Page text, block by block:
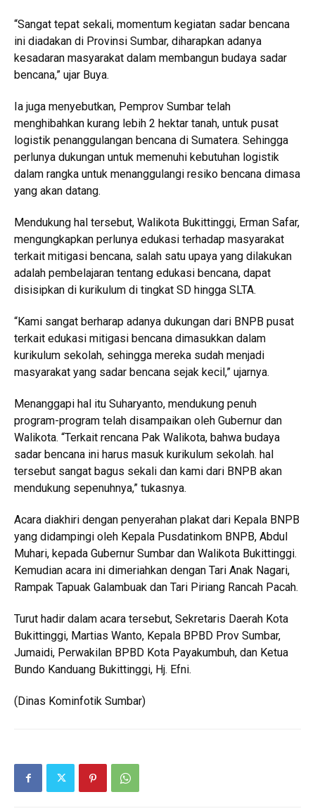
“Sangat tepat sekali, momentum kegiatan sadar bencana
ini diadakan di Provinsi Sumbar, diharapkan adanya
kesadaran masyarakat dalam membangun budaya sadar
bencana,” ujar Buya.
Ia juga menyebutkan, Pemprov Sumbar telah
menghibahkan kurang lebih 2 hektar tanah, untuk pusat
logistik penanggulangan bencana di Sumatera. Sehingga
perlunya dukungan untuk memenuhi kebutuhan logistik
dalam rangka untuk menanggulangi resiko bencana dimasa
yang akan datang.
Mendukung hal tersebut, Walikota Bukittinggi, Erman Safar,
mengungkapkan perlunya edukasi terhadap masyarakat
terkait mitigasi bencana, salah satu upaya yang dilakukan
adalah pembelajaran tentang edukasi bencana, dapat
disisipkan di kurikulum di tingkat SD hingga SLTA.
“Kami sangat berharap adanya dukungan dari BNPB pusat
terkait edukasi mitigasi bencana dimasukkan dalam
kurikulum sekolah, sehingga mereka sudah menjadi
masyarakat yang sadar bencana sejak kecil,” ujarnya.
Menanggapi hal itu Suharyanto, mendukung penuh
program-program telah disampaikan oleh Gubernur dan
Walikota. “Terkait rencana Pak Walikota, bahwa budaya
sadar bencana ini harus masuk kurikulum sekolah. hal
tersebut sangat bagus sekali dan kami dari BNPB akan
mendukung sepenuhnya,” tukasnya.
Acara diakhiri dengan penyerahan plakat dari Kepala BNPB
yang didampingi oleh Kepala Pusdatinkom BNPB, Abdul
Muhari, kepada Gubernur Sumbar dan Walikota Bukittinggi.
Kemudian acara ini dimeriahkan dengan Tari Anak Nagari,
Rampak Tapuak Galambuak dan Tari Piriang Rancah Pacah.
Turut hadir dalam acara tersebut, Sekretaris Daerah Kota
Bukittinggi, Martias Wanto, Kepala BPBD Prov Sumbar,
Jumaidi, Perwakilan BPBD Kota Payakumbuh, dan Ketua
Bundo Kanduang Bukittinggi, Hj. Efni.
(Dinas Kominfotik Sumbar)